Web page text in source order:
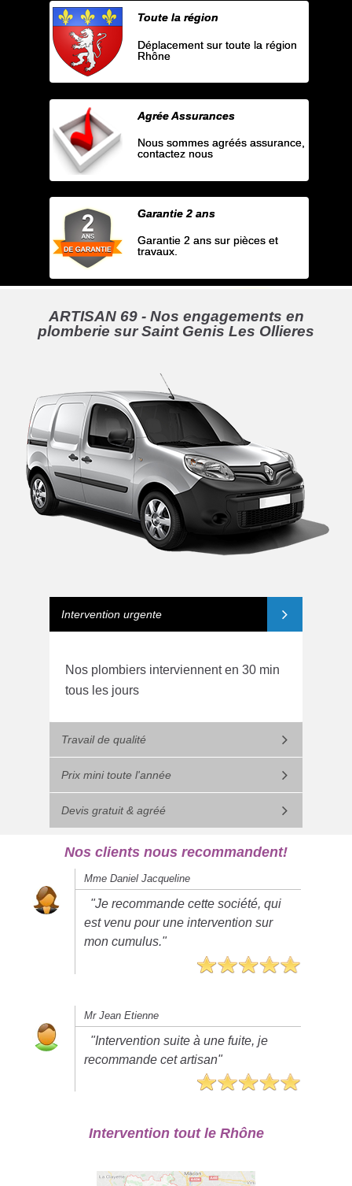
Toute la région
Déplacement sur toute la région
Rhône
Agrée Assurances
Nous sommes agréés assurance,
contactez nous
Garantie 2 ans
Garantie 2 ans sur pièces et
travaux.
ARTISAN 69 - Nos engagements en
plomberie sur Saint Genis Les Ollieres
Intervention urgente
Nos plombiers interviennent en 30 min
tous les jours
Travail de qualité
Prix mini toute l'année
Devis gratuit & agréé
Nos clients nous recommandent!
Mme Daniel Jacqueline
"Je recommande cette société, qui
est venu pour une intervention sur
mon cumulus."
Mr Jean Etienne
"Intervention suite à une fuite, je
recommande cet artisan"
Intervention tout le Rhône